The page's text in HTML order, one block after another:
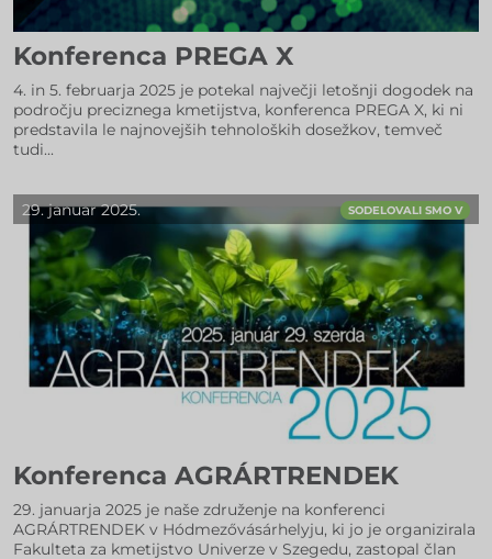
Konferenca PREGA X
4. in 5. februarja 2025 je potekal največji letošnji dogodek na
področju preciznega kmetijstva, konferenca PREGA X, ki ni
predstavila le najnovejših tehnoloških dosežkov, temveč
tudi...
29. januar 2025. SODELOVALI SMO V
Konferenca AGRÁRTRENDEK
29. januarja 2025 je naše združenje na konferenci
AGRÁRTRENDEK v Hódmezővásárhelyju, ki jo je organizirala
Fakulteta za kmetijstvo Univerze v Szegedu, zastopal član